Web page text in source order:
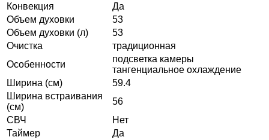
Конвекция
Да
Объем духовки
53
Объем духовки (л)
53
Очистка
традиционная
Особенности
подсветка камеры
тангенциальное охлаждение
Ширина (см)
59.4
Ширина встраивания
(см)
56
СВЧ
Нет
Таймер
Да